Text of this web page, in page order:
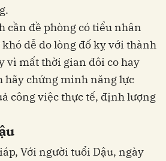
cần đề phòng có tiểu nhân
khó dễ do lòng đố kỵ với thành
vì mất thời gian đôi co hay
hãy chứng minh năng lực
công việc thực tế, định lượng
Với người tuổi Dậu, ngày